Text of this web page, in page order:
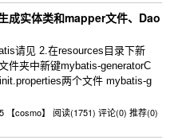
实体类和mapper文件、Dao
请见 2.在resources目录下新
件夹中新键mybatis-generatorC
两个文件 mybatis-g
【cosmo】 阅读(1751) 评论(0) 推荐(0)